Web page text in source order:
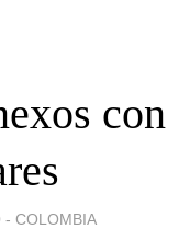
con
- COLOMBIA